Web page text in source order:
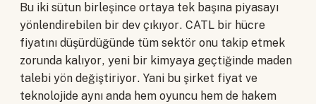
Bu iki sütun birleşince ortaya tek başına piyasayı
yönlendirebilen bir dev çıkıyor. CATL bir hücre
fiyatını düşürdüğünde tüm sektör onu takip etmek
zorunda kalıyor, yeni bir kimyaya geçtiğinde maden
talebi yön değiştiriyor. Yani bu şirket fiyat ve
teknolojide aynı anda hem oyuncu hem de hakem